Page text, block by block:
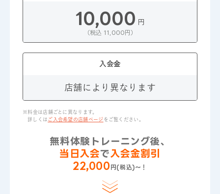
10,000 円
（税込 11,000円）
入会金
店舗により異なります
LINE食事サポート（2週間）
10,000
※料金は店舗ごとに異なります。
詳しくは ご入会希望の店舗ページ をご覧ください。
無料体験トレーニング後、
当日入会で入会金割引
22,000 円(税込)～！